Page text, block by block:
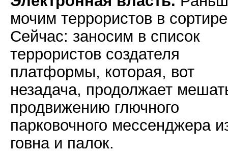
мочим террористов в
Сейчас: заносим в список
террористов создателя
платформы, которая, вот
незадача, продолжает
продвижению глючного
парковочного мессенджера
говна и палок.